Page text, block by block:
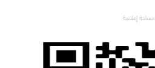
مساحة إعلانية